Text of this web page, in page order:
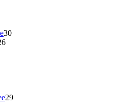
3030
26
2929